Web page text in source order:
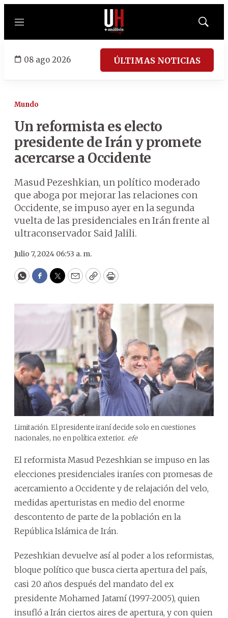
Menú
Mostrar
08 ago 2026 ÚLTIMAS NOTICIAS
Mundo
Un reformista es electo
presidente de Irán y promete
acercarse a Occidente
Masud Pezeshkian, un político moderado
que aboga por mejorar las relaciones con
Occidente, se impuso ayer en la segunda
vuelta de las presidenciales en Irán frente al
ultraconservador Said Jalili.
Julio 7, 2024 06:53 a. m.
WhatsApp
Facebook
Twitter
EmailCopyPrint
Limitación. El presidente iraní decide solo en cuestiones
nacionales, no en política exterior. efe
El reformista Masud Pezeshkian se impuso en las
elecciones presidenciales iraníes con promesas de
acercamiento a Occidente y de relajación del velo,
medidas aperturistas en medio del enorme
descontento de parte de la población en la
República Islámica de Irán.
Pezeshkian devuelve así al poder a los reformistas,
bloque político que busca cierta apertura del país,
casi 20 años después del mandato del ex
presidente Mohamed Jatamí (1997-2005), quien
insufló a Irán ciertos aires de apertura, y con quien